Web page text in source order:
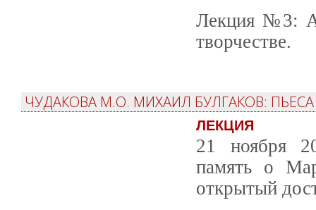
Лекция №3:
творчестве.
ЧУДАКОВА М.О. МИХАИЛ БУЛГАКОВ:
ЛЕКЦИЯ
21 ноября
память о
открытый